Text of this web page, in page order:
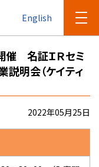
English
催 名証ＩＲセミ
説明会（ケイティ
2022年05月25日